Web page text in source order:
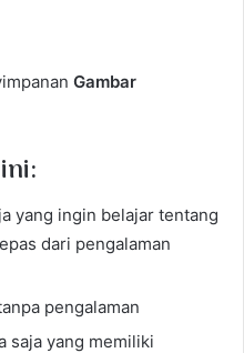
Gambar
yang ingin belajar tentang
dari pengalaman
pengalaman
saja yang memiliki